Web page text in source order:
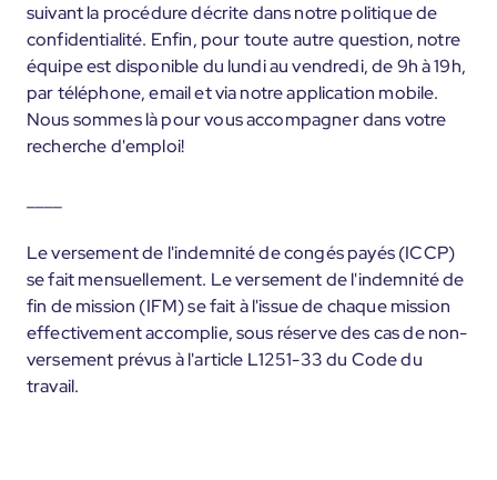
suivant la procédure décrite dans notre politique de
confidentialité. Enfin, pour toute autre question, notre
équipe est disponible du lundi au vendredi, de 9h à 19h,
par téléphone, email et via notre application mobile.
Nous sommes là pour vous accompagner dans votre
recherche d'emploi!
Le versement de l'indemnité de congés payés (ICCP)
se fait mensuellement. Le versement de l'indemnité de
fin de mission (IFM) se fait à l'issue de chaque mission
effectivement accomplie, sous réserve des cas de non-
versement prévus à l'article L1251-33 du Code du
travail.